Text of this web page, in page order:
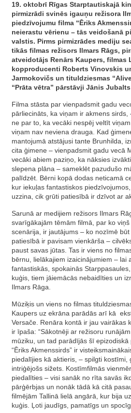
19. oktobrī Rīgas Starptautiskajā
pirmizrādi svinēs igauņu režisora
piedzīvojumu filma “Ēriks
neierastu vērienu – tās veidošanā
valstis. Pirms pirmizrādes mediju
tikās filmas režisors Ilmars Rāgs,
atveidotājs Renārs Kaupers, filmas
kopproducenti Roberts Vinovskis
Jarmokovičs un tituldziesmas
“Prāta vētra” pārstāvji Jānis
Filma stāsta par vienpadsmit gadu
pārliecināts, ka viņam ir akmens
ne par to, ka vecāki nespēj veltīt
viņam nav neviena drauga. Kad
mantojumā atstājusi tante Brunhilda,
cita ģimene – vienpadsmit gadu vecā
vecāki abiem paziņo, ka nāksies
slepena plāna – sameklēt pazudušo
palīdzēt. Bērni kopā dodas neticamā
kur iekuļas fantastiskos
uzzina, cik grūti patiesībā ir dzīvot ar
Sarunā ar medijiem režisors Ilmars
svarīgākajām tēmām filmā, par ko
scenārija, ir jautājums – ko nozīmē
patiesībā ir pavisam vienkārša –
paust savas jūtas. Tas ir viens no
bērnu, lielākajiem izaicinājumiem – lai
fantastiskās, spokainās
kuģis, tiem jāiemācās nebaidīties un
Ilmars Rāga.
Mūziķis un viens no filmas
Kaupers uz ekrāna parādās arī kā
Versače. Renāra kontā ir jau vairākas
ir īpaša: “Sākotnēji ar režisoru
mūziku, un tad parādījās šī epizodiskā
“Ēriks Akmenssirds” ir
piedalījies kā aktieris, – spilgti kostīmi,
intriģējošs sižets. Kostīmfilmās
piedalīties – visi sanāk no rīta savās
pārģērbjas un nonāk tādā kā citā
filmējām Tallinā lielā angārā, kur bija
kuģis. Ļoti jaudīgs, pamatīgs un